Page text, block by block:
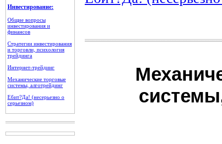
Инвестирование:
Общие вопросы
инвестирования и
финансов
Стратегии инвестирования
и торговли, психология
трейдинга
Интернет-трейдинг
Механические торговые
системы, алготрейдинг
Ебит?Да! (несерьезно о
серьезном)